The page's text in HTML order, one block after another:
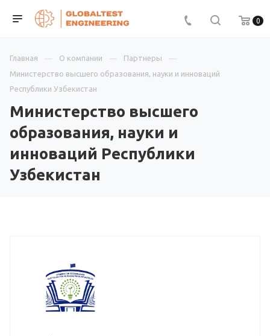
0
Главная О компании
Партнеры
Министерство высшего образования, науки и инноваций
Республики Узбекистан
Министерство высшего
образования, науки и
инноваций Республики
Узбекистан